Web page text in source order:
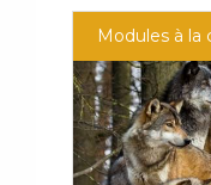
Modules à la